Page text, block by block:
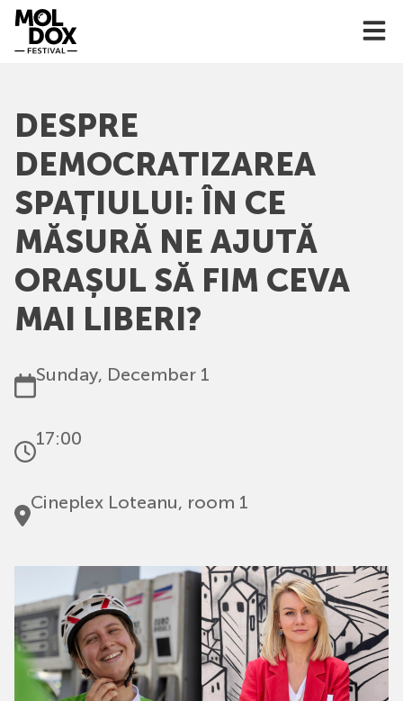
Skip
content
DESPRE
DEMOCRATIZAREA
SPAȚIULUI: ÎN CE
MĂSURĂ NE AJUTĂ
ORAȘUL SĂ FIM CEVA
MAI LIBERI?
Sunday, December 1
17:00
Cineplex Loteanu, room 1